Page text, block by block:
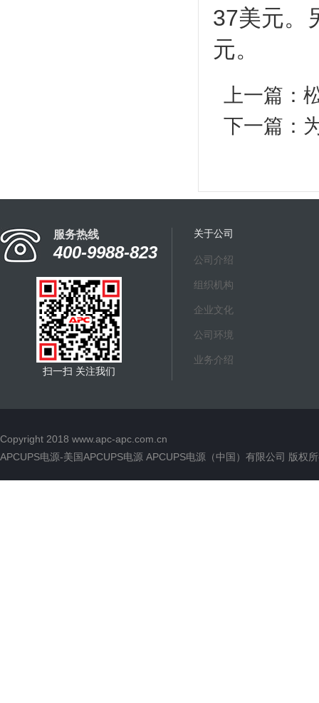
37美元。
元。
上一篇：
下一篇：
服务热线
400-9988-823
扫一扫 关注我们
关于公司
公司介绍
组织机构
企业文化
公司环境
业务介绍
Copyright 2018 www.apc-apc.com.cn
APCUPS电源-美国APCUPS电源 APCUPS电源（中国）有限公司 版权